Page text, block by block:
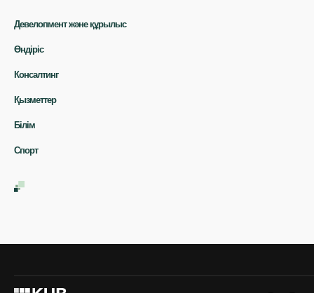
Девелопмент және құрылыс
Консалтинг
Білім
Өндіріс
Қызметтер
Спорт